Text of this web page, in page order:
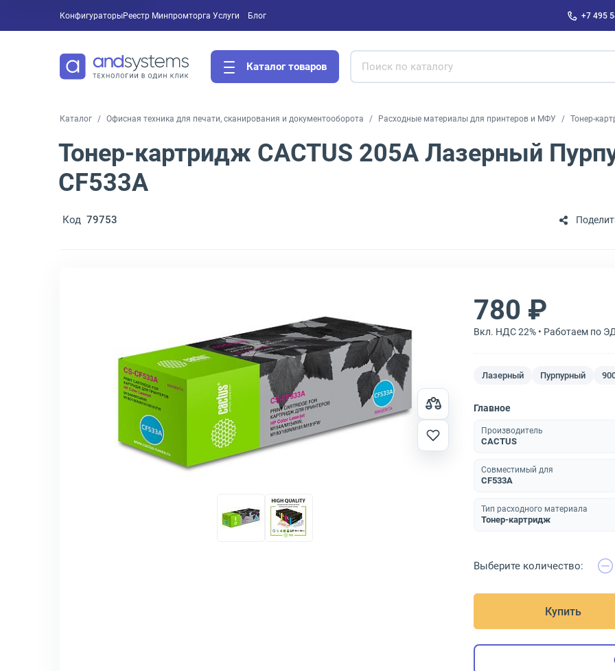
Конфигураторы Услуги
Реестр Минпромторга Блог +7 495
Каталог товаров
Каталог Офисная техника для печати, сканирования и документооборота Расходные материалы для принтеров и МФУ Тонер-
Тонер-картридж CACTUS 205A Лазерный
CF533A
Код 79753
780 ₽
Вкл. НДС 22% • Работаем по
Лазерный Пурпурный
Главное
Производитель
CACTUS
Совместимый для
CF533A
Тип расходного материала
Тонер-картридж
Выберите количество:
Купить